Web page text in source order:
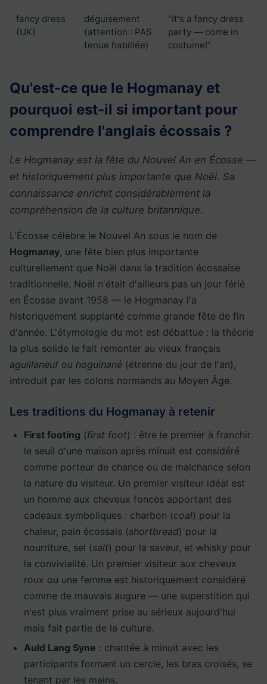
fancy dress
(UK)
déguisement
(attention : PAS
tenue habillée)
"It's a fancy dress
party — come in
costume!"
Qu'est-ce que le Hogmanay et
pourquoi est-il si important pour
comprendre l'anglais écossais ?
Le Hogmanay est la fête du Nouvel An en Écosse —
et historiquement plus importante que Noël. Sa
connaissance enrichit considérablement la
compréhension de la culture britannique.
L'Écosse célèbre le Nouvel An sous le nom de
Hogmanay, une fête bien plus importante
culturellement que Noël dans la tradition écossaise
traditionnelle. Noël n'était d'ailleurs pas un jour férié
en Écosse avant 1958 — le Hogmanay l'a
historiquement supplanté comme grande fête de fin
d'année. L'étymologie du mot est débattue : la théorie
la plus solide le fait remonter au vieux français
aguillaneufou hoguinané (étrenne du jour de l'an),
introduit par les colons normands au Moyen Âge.
Les traditions du Hogmanay à retenir
First footing (first foot) : être le premier à franchir
le seuil d'une maison après minuit est considéré
comme porteur de chance ou de malchance selon
la nature du visiteur. Un premier visiteur idéal est
un homme aux cheveux foncés apportant des
cadeaux symboliques : charbon (coal) pour la
chaleur, pain écossais (shortbread) pour la
nourriture, sel (salt) pour la saveur, et whisky pour
la convivialité. Un premier visiteur aux cheveux
roux ou une femme est historiquement considéré
comme de mauvais augure — une superstition qui
n'est plus vraiment prise au sérieux aujourd'hui
mais fait partie de la culture.
Auld Lang Syne : chantée à minuit avec les
participants formant un cercle, les bras croisés, se
tenant par les mains.